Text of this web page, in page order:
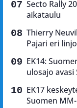
Secto Rally
aikataulu
Thierry
Pajari eri
EK14:
ulosajo
EK17
Suomen